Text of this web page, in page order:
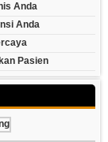
Anda
Anda
Pasien